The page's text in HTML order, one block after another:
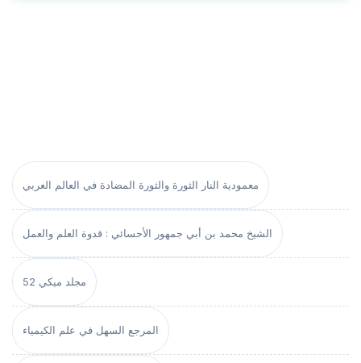
معمودية النار الثورة والثورة المضادة في العالم العربي
الشيخ محمد بن أبي جمهور الأحسائي : قدوة العلم والعمل
مجلد ميكي 52
المرجع السهل في علم الكيمياء